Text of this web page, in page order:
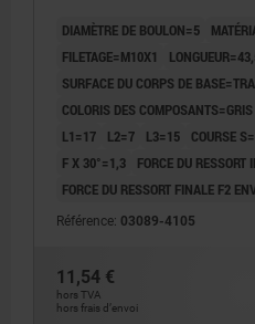
DIAMÈTRE DE BOULON=5
FILETAGE=M10X1
SURFACE DU CORPS DE
COLORIS DES
L1=17
L2=7 L3=15 COURSE
F X 30°=1,3
FORCE DU
FORCE DU RESSORT FINALE F2
Référence: 03089-4105
11,54 €
hors TVA
hors frais d’envoi